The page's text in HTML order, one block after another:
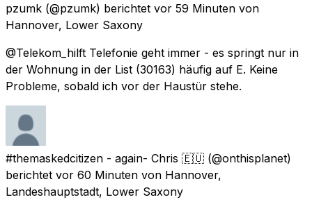
pzumk (@pzumk) berichtet vor 59 Minuten von
Hannover, Lower Saxony
@Telekom_hilft Telefonie geht immer - es springt nur in
der Wohnung in der List (30163) häufig auf E. Keine
Probleme, sobald ich vor der Haustür stehe.
#themaskedcitizen - again- Chris 🇪🇺 (@onthisplanet)
berichtet vor 60 Minuten von Hannover,
Landeshauptstadt, Lower Saxony